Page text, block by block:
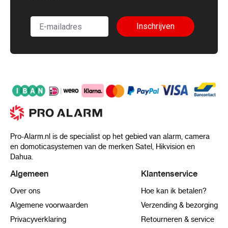
Inschrijven
Pro-Alarm.nl is de specialist op het gebied van alarm, camera
en domoticasystemen van de merken Satel, Hikvision en
Dahua.
Algemeen
Over ons
Algemene voorwaarden
Privacyverklaring
Klantenservice
Hoe kan ik betalen?
Verzending & bezorging
Retourneren & service